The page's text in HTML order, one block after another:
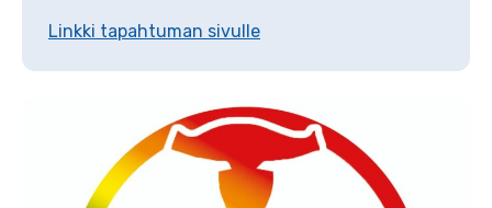
Linkki tapahtuman sivulle